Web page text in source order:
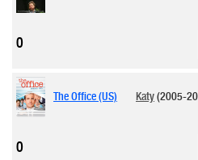
0
The Office (US) Katy(2005-
0